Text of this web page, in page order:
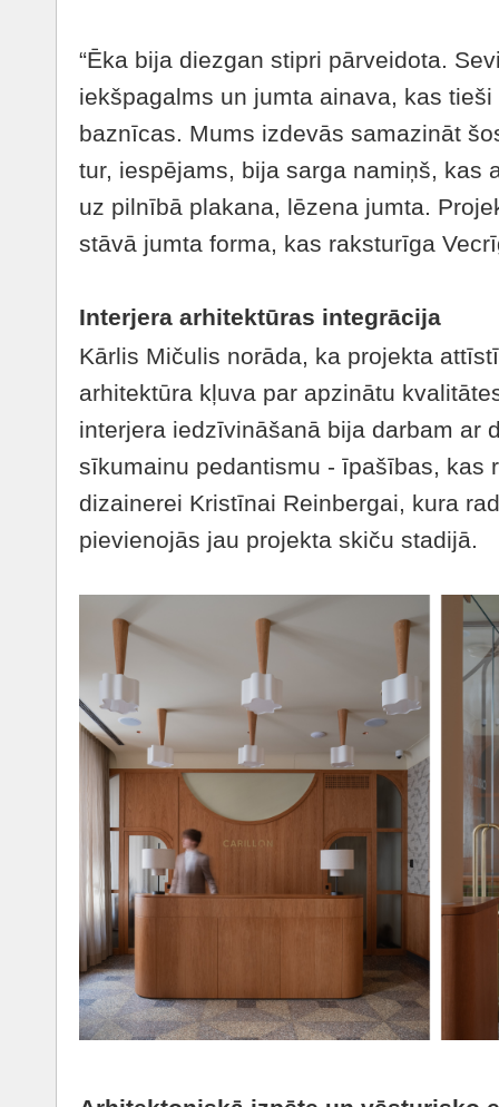
“Ēka bija diezgan stipri pārveidota.
iekšpagalms un jumta ainava, kas
baznīcas. Mums izdevās samazināt
tur, iespējams, bija sarga namiņš, kas
uz pilnībā plakana, lēzena jumta.
stāvā jumta forma, kas raksturīga
Interjera arhitektūras integrācija
Kārlis Mičulis norāda, ka projekta
arhitektūra kļuva par apzinātu
interjera iedzīvināšanā bija darbam ar
sīkumainu pedantismu - īpašības, kas
dizainerei Kristīnai Reinbergai, kura
pievienojās jau projekta skiču stadijā.